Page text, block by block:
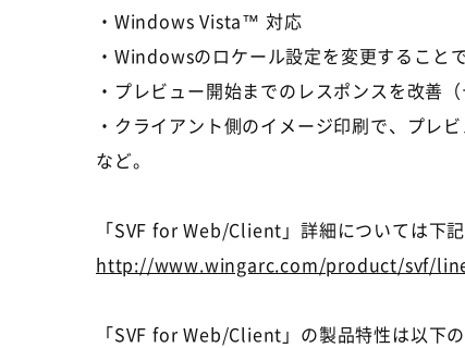
・Windows Vista™ 対応
・Windowsのロケール設定を変更すること
・プレビュー開始までのレスポンスを改善
・クライアント側のイメージ印刷で、プレ
など。
「SVF for Web/Client」詳細については下
http://www.wingarc.com/product/svf/
「SVF for Web/Client」の製品特性は以下の